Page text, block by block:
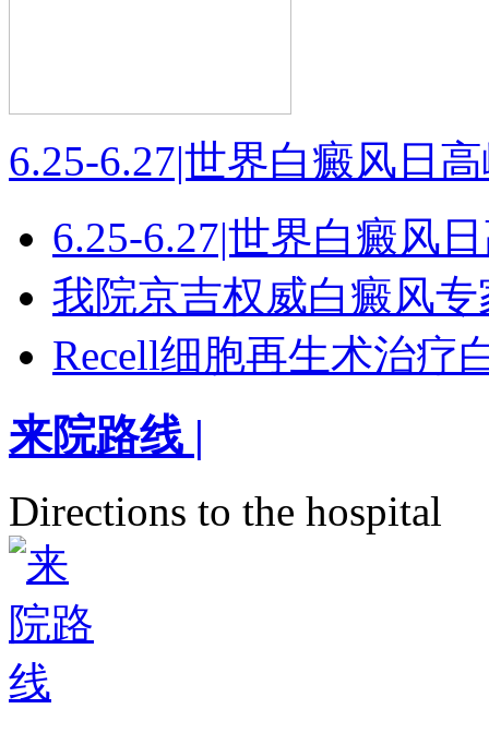
6.25-6.27|世界白癜风日
6.25-6.27|世界白癜风
我院京吉权威白癜风
Recell细胞再生术治疗
来院路线 |
Directions to the hospital